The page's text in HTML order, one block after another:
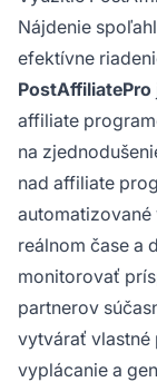
Nájdenie
efektívne
PostAffiliatePro
affiliate
na
nad affiliate
reálnom čase a
monitorovať
partnerov
vytvárať vlastné
vyplácanie a